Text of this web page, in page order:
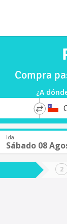
Compra
¿A
*
Ida
Sábado 08